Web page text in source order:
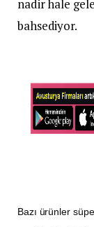
nadir hale
bahsediyor.
Bazı ürünler